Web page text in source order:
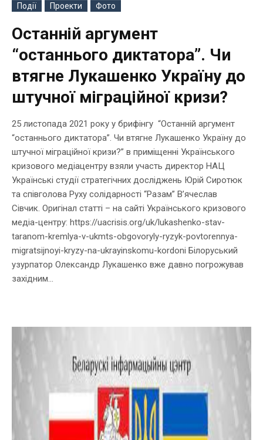
Події
Проекти Фото
Останній аргумент
“останнього диктатора”. Чи
втягне Лукашенко Україну до
штучної міграційної кризи?
25 листопада 2021 року у брифінгу “Останній аргумент
“останнього диктатора”. Чи втягне Лукашенко Україну до
штучної міграційної кризи?” в приміщенні Українського
кризового медіацентру взяли участь директор НАЦ
Українські студії стратегічних досліджень Юрій Сиротюк
та співголова Руху солідарності “Разам” В’ячеслав
Сівчик. Оригінал статті – на сайті Українського кризового
медіа-центру: https://uacrisis.org/uk/lukashenko-stav-
taranom-kremlya-v-ukmts-obgovoryly-ryzyk-povtorennya-
migratsijnoyi-kryzy-na-ukrayinskomu-kordoni Білоруський
узурпатор Олександр Лукашенко вже давно погрожував
західним...